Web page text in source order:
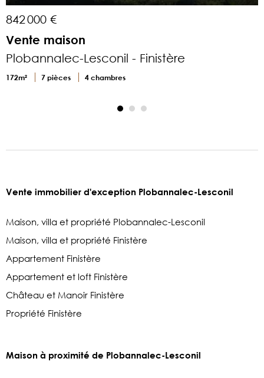
842 000 €
Vente maison
Plobannalec-Lesconil - Finistère
172m² 7 pièces 4 chambres
Vente immobilier d'exception Plobannalec-Lesconil
Maison, villa et propriété Plobannalec-Lesconil
Maison, villa et propriété Finistère
Appartement Finistère
Appartement et loft Finistère
Château et Manoir Finistère
Propriété Finistère
Maison à proximité de Plobannalec-Lesconil